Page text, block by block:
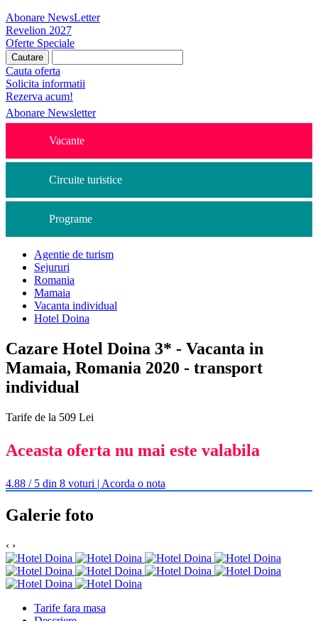
Abonare NewsLetter
Revelion 2027
Oferte Speciale
Cauta oferta
Solicita informatii
Rezerva acum!
Abonare Newsletter
Vacante
Circuite turistice
Programe
Agentie de turism
Sejururi
Romania
Mamaia
Vacanta individual
Hotel Doina
Cazare Hotel Doina 3* - Vacanta in
Mamaia, Romania 2020 - transport
individual
Tarife de la 509 Lei
Aceasta oferta nu mai este valabila
4.88 / 5 din 8 voturi | Acorda o nota
Galerie foto
‹ ›
Tarife fara masa